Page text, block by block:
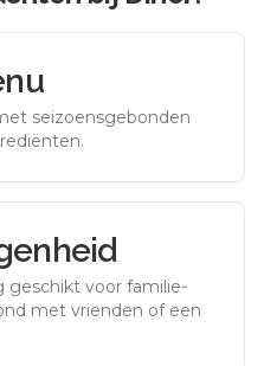
seizoensgebonden
geschikt voor familie-
met vrienden of een